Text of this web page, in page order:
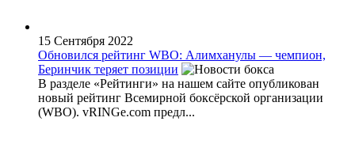
15 Сентября 2022
Обновился рейтинг WBO: Алимханулы — чемпион,
Беринчик теряет позиции
В разделе «Рейтинги» на нашем сайте опубликован
новый рейтинг Всемирной боксёрской организации
(WBО). vRINGe.com предл...